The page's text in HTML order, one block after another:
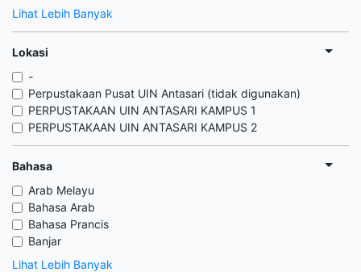
Lihat Lebih Banyak
Lokasi
-
Perpustakaan Pusat UIN Antasari (tidak digunakan)
PERPUSTAKAAN UIN ANTASARI KAMPUS 1
PERPUSTAKAAN UIN ANTASARI KAMPUS 2
Bahasa
Arab Melayu
Bahasa Arab
Bahasa Prancis
Banjar
Lihat Lebih Banyak